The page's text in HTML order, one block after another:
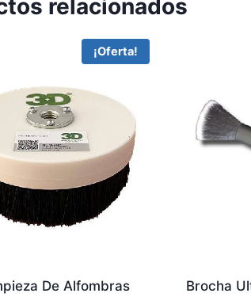
relacionados
¡Oferta!
De Alfombras
Brocha